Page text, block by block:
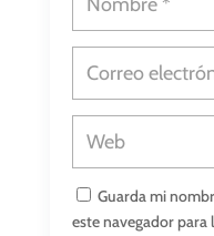
Guarda mi
este navegador